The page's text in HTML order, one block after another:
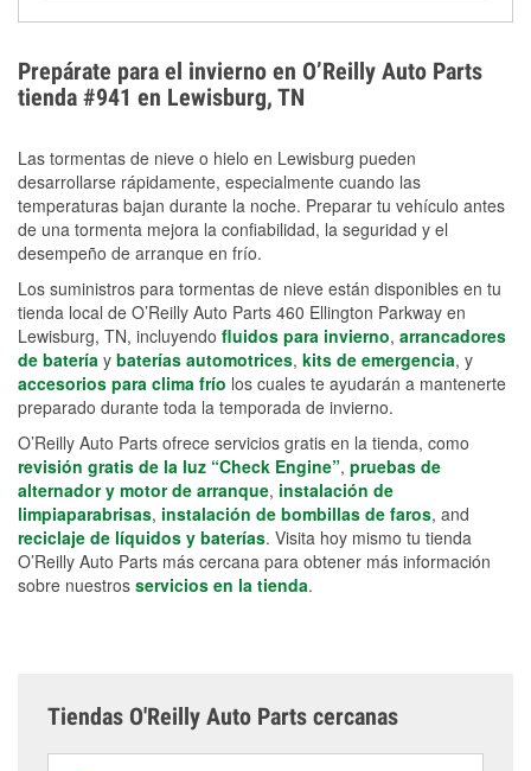
el sobrecalentamiento en condiciones de frío
extremo. Aprende cómo comprobar la protección
anticongelante en nuestra sección How-To.
Prepárate para el invierno en O’Reilly Auto Parts
tienda #941 en Lewisburg, TN
Las tormentas de nieve o hielo en Lewisburg pueden
desarrollarse rápidamente, especialmente cuando las
temperaturas bajan durante la noche. Preparar tu vehículo antes
de una tormenta mejora la confiabilidad, la seguridad y el
desempeño de arranque en frío.
Los suministros para tormentas de nieve están disponibles en tu
tienda local de O’Reilly Auto Parts 460 Ellington Parkway en
Lewisburg, TN, incluyendo fluidos para invierno, arrancadores
de batería y baterías automotrices, kits de emergencia, y
accesorios para clima frío los cuales te ayudarán a mantenerte
preparado durante toda la temporada de invierno.
O’Reilly Auto Parts ofrece servicios gratis en la tienda, como
revisión gratis de la luz “Check Engine”, pruebas de
alternador y motor de arranque, instalación de
limpiaparabrisas, instalación de bombillas de faros, and
reciclaje de líquidos y baterías. Visita hoy mismo tu tienda
O’Reilly Auto Parts más cercana para obtener más información
sobre nuestros servicios en la tienda.
Tiendas O'Reilly Auto Parts cercanas